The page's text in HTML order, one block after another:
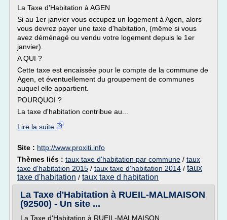
La Taxe d'Habitation à AGEN
Si au 1er janvier vous occupez un logement à Agen, alors
vous devrez payer une taxe d'habitation, (même si vous
avez déménagé ou vendu votre logement depuis le 1er
janvier).
A QUI ?
Cette taxe est encaissée pour le compte de la commune de
Agen, et éventuellement du groupement de communes
auquel elle appartient.
POURQUOI ?
La taxe d'habitation contribue au...
Lire la suite
Site : http://www.proxiti.info
Thèmes liés : taux taxe d'habitation par commune / taux
taxe d'habitation 2015 / taux taxe d'habitation 2014 / taux
taxe d'habitation / taux taxe d habitation
La Taxe d'Habitation à RUEIL-MALMAISON
(92500) - Un site ...
La Taxe d'Habitation à RUEIL-MALMAISON